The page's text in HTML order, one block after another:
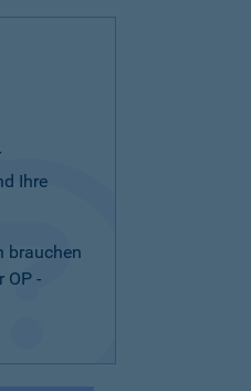
Ihre
brauchen
OP -